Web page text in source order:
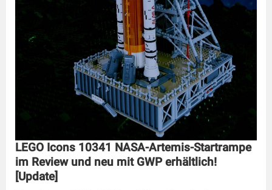
LEGO Icons 10341 NASA-Artemis-Startrampe
im Review und neu mit GWP erhältlich!
[Update]